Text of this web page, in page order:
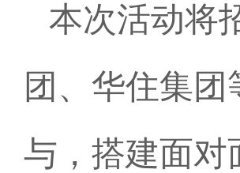
本次活动将
团、华住集
与，搭建面对